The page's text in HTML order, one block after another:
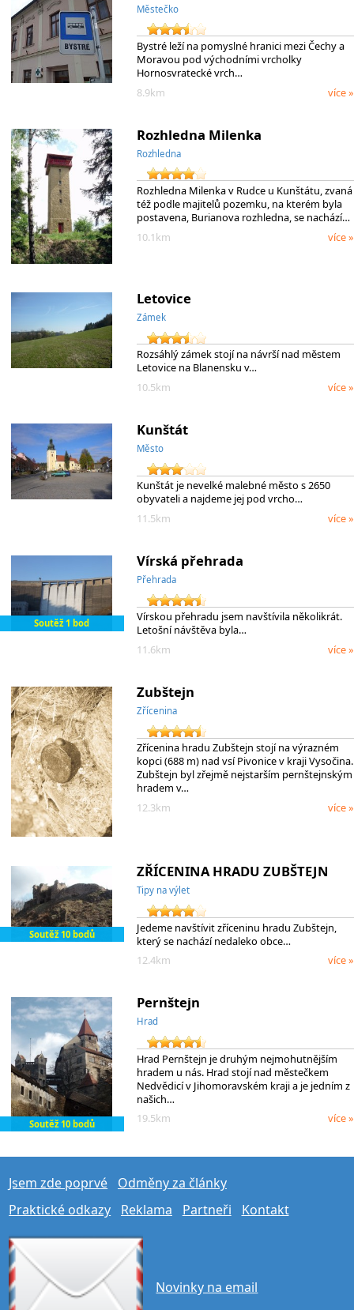
Městečko
Bystré leží na pomyslné hranici mezi Čechy a
Moravou pod východními vrcholky
Hornosvratecké vrch…
8.9km
více »
Rozhledna Milenka
Rozhledna
Rozhledna Milenka v Rudce u Kunštátu, zvaná
též podle majitelů pozemku, na kterém byla
postavena, Burianova rozhledna, se nachází…
10.1km
více »
Letovice
Zámek
Rozsáhlý zámek stojí na návrší nad městem
Letovice na Blanensku v…
10.5km
více »
Kunštát
Město
Kunštát je nevelké malebné město s 2650
obyvateli a najdeme jej pod vrcho…
11.5km
více »
Soutěž 1 bod
Vírská přehrada
Přehrada
Vírskou přehradu jsem navštívila několikrát.
Letošní návštěva byla…
11.6km
více »
Zubštejn
Zřícenina
Zřícenina hradu Zubštejn stojí na výrazném
kopci (688 m) nad vsí Pivonice v kraji Vysočina.
Zubštejn byl zřejmě nejstarším pernštejnským
hradem v…
12.3km
více »
Soutěž 10 bodů
ZŘÍCENINA HRADU ZUBŠTEJN
Tipy na výlet
Jedeme navštívit zříceninu hradu Zubštejn,
který se nachází nedaleko obce…
12.4km
více »
Soutěž 10 bodů
Pernštejn
Hrad
Hrad Pernštejn je druhým nejmohutnějším
hradem u nás. Hrad stojí nad městečkem
Nedvědicí v Jihomoravském kraji a je jedním z
našich…
19.5km
více »
Jsem zde poprvé
Odměny za články
Praktické odkazy
Reklama Partneři Kontakt
Novinky na email